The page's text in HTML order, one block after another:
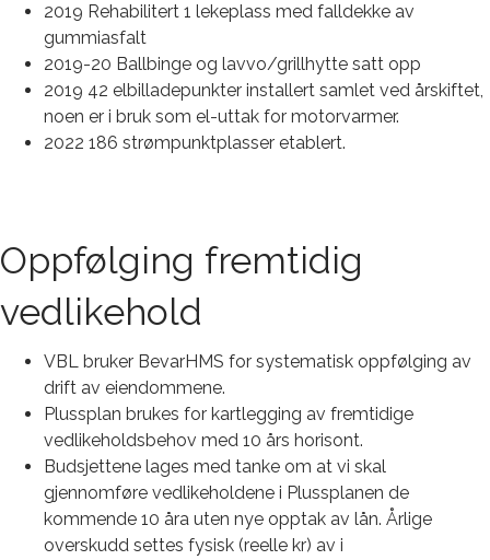
2019 Rehabilitert 1 lekeplass med falldekke av
gummiasfalt
2019-20 Ballbinge og lavvo/grillhytte satt opp
2019 42 elbilladepunkter installert samlet ved årskiftet,
noen er i bruk som el-uttak for motorvarmer.
2022 186 strømpunktplasser etablert.
Oppfølging fremtidig
vedlikehold
VBL bruker BevarHMS for systematisk oppfølging av
drift av eiendommene.
Plussplan brukes for kartlegging av fremtidige
vedlikeholdsbehov med 10 års horisont.
Budsjettene lages med tanke om at vi skal
gjennomføre vedlikeholdene i Plussplanen de
kommende 10 åra uten nye opptak av lån. Årlige
overskudd settes fysisk (reelle kr) av i